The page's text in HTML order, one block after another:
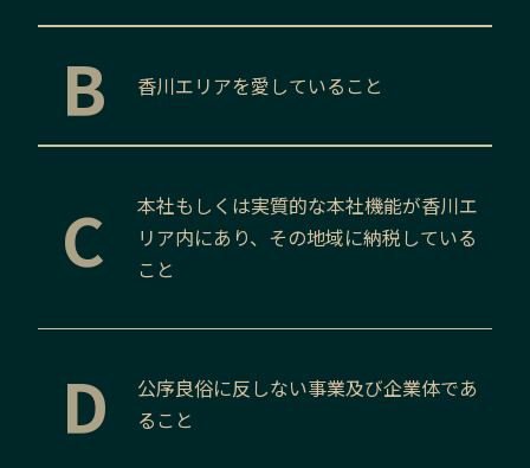
B 香川エリアを愛していること
C 本社もしくは実質的な本社機能が香川エ
リア内にあり、その地域に納税している
こと
D
公序良俗に反しない事業及び企業体であ
ること